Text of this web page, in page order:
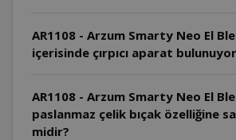
AR1108 - Arzum Smarty Neo El
içerisinde çırpıcı aparat
AR1108 - Arzum Smarty Neo El
paslanmaz çelik bıçak özelliğine
midir?